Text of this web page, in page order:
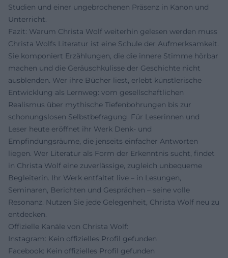
Studien und einer ungebrochenen Präsenz in Kanon und
Unterricht.
Fazit: Warum Christa Wolf weiterhin gelesen werden muss
Christa Wolfs Literatur ist eine Schule der Aufmerksamkeit.
Sie komponiert Erzählungen, die die innere Stimme hörbar
machen und die Geräuschkulisse der Geschichte nicht
ausblenden. Wer ihre Bücher liest, erlebt künstlerische
Entwicklung als Lernweg: vom gesellschaftlichen
Realismus über mythische Tiefenbohrungen bis zur
schonungslosen Selbstbefragung. Für Leserinnen und
Leser heute eröffnet ihr Werk Denk- und
Empfindungsräume, die jenseits einfacher Antworten
liegen. Wer Literatur als Form der Erkenntnis sucht, findet
in Christa Wolf eine zuverlässige, zugleich unbequeme
Begleiterin. Ihr Werk entfaltet live – in Lesungen,
Seminaren, Berichten und Gesprächen – seine volle
Resonanz. Nutzen Sie jede Gelegenheit, Christa Wolf neu zu
entdecken.
Offizielle Kanäle von Christa Wolf:
Instagram: Kein offizielles Profil gefunden
Facebook: Kein offizielles Profil gefunden